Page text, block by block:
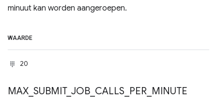
minuut kan worden aangeroepen.
WAARDE
20
MAX SUBMIT_ JOB CALLS PER MINUTE